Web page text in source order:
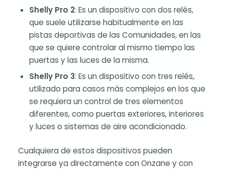
Shelly Pro 2: Es un dispositivo con dos relés,
que suele utilizarse habitualmente en las
pistas deportivas de las Comunidades, en las
que se quiere controlar al mismo tiempo las
puertas y las luces de la misma.
Shelly Pro 3: Es un dispositivo con tres relés,
utilizado para casos más complejos en los que
se requiera un control de tres elementos
diferentes, como puertas exteriores, interiores
y luces o sistemas de aire acondicionado.
Cualquiera de estos dispositivos pueden
integrarse ya directamente con Onzane y con